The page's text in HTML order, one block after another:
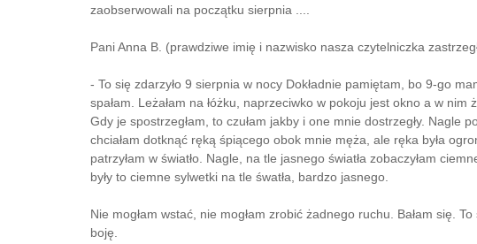
zaobserwowali na początku sierpnia ....
Pani Anna B. (prawdziwe imię i nazwisko nasza czytelniczka
- To się zdarzyło 9 sierpnia w nocy Dokładnie pamiętam, bo 9-go
spałam. Leżałam na łóżku, naprzeciwko w pokoju jest okno a w
Gdy je spostrzegłam, to czułam jakby i one mnie dostrzegły. Nagle
chciałam dotknąć ręką śpiącego obok mnie męża, ale ręka była
patrzyłam w światło. Nagle, na tle jasnego światła zobaczyłam
były to ciemne sylwetki na tle śwatła, bardzo jasnego.
Nie mogłam wstać, nie mogłam zrobić żadnego ruchu. Bałam się.
boję.